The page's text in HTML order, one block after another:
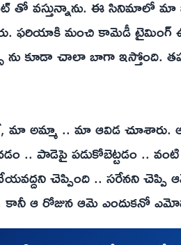
తో వస్తున్నాను. ఈ సినిమాలో
ఫరియాకి మంచి కామెడీ టైమింగ్
ను కూడా చాలా బాగా
మా అమ్మా .. మా ఆవిడ
పాడెపై పడుకోబెట్టడం ..
చెప్పింది .. సరేనని చెప్పి
కానీ ఆ రోజున ఆమె ఎందుకనో